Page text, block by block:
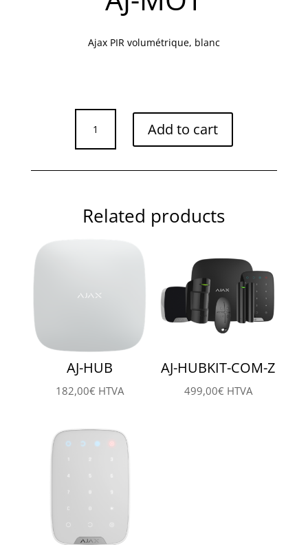
Ajax PIR volumétrique, blanc
MOT
quantity
Add to cart
Related products
AJ-HUB
182,00€ HTVA
AJ-HUBKIT-COM-Z
499,00€ HTVA